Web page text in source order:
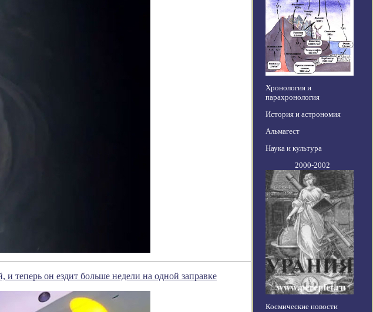
теперь он ездит больше недели на одной заправке
Хронология и
парахронология
История и астрономия
Альмагест
Наука и культура
2000-2002
Космические новости